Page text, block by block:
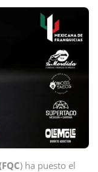
) ha puesto el